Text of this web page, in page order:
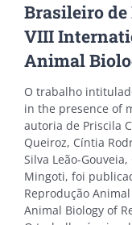
Brasileiro
VIII
Animal
O trabalho
in the presence of
autoria de Priscila
Queiroz, Cíntia
Silva Leão-
Mingoti, foi
Reprodução
Animal Biology of